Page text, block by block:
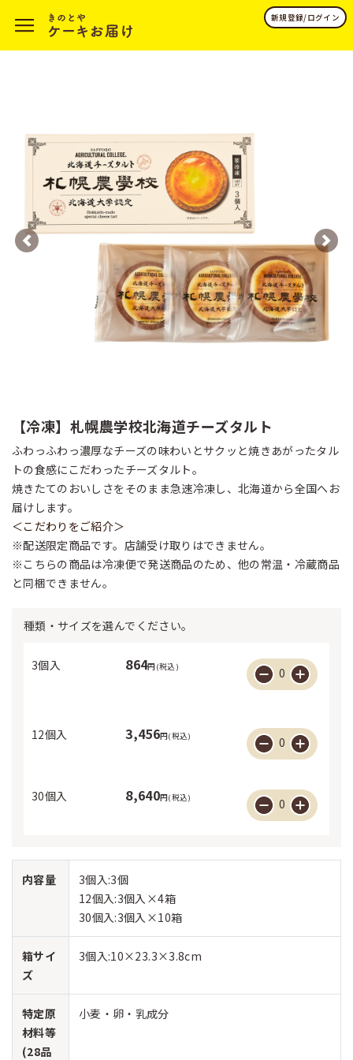
新規登録/ログイン
Previous Next
【冷凍】札幌農学校北海道チーズタルト
ふわっふわっ濃厚なチーズの味わいとサクッと焼きあがったタル
トの食感にこだわったチーズタルト。
焼きたてのおいしさをそのまま急速冷凍し、北海道から全国へお
届けします。
＜こだわりをご紹介＞
※配送限定商品です。店舗受け取りはできません。
※こちらの商品は冷凍便で発送商品のため、他の常温・冷蔵商品
と同梱できません。
種類・サイズを選んでください。
3個入 864円(税込) 0
12個入 3,456円(税込) 0
30個入 8,640円(税込) 0
内容量
3個入:3個
12個入:3個入×4箱
30個入:3個入×10箱
箱サイ
ズ
3個入:10×23.3×3.8cm
特定原
材料等
(28品
小麦・卵・乳成分